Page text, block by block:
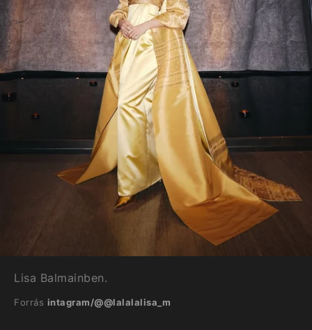
Lisa Balmainben.
Forrás intagram/@@lalalalisa_m